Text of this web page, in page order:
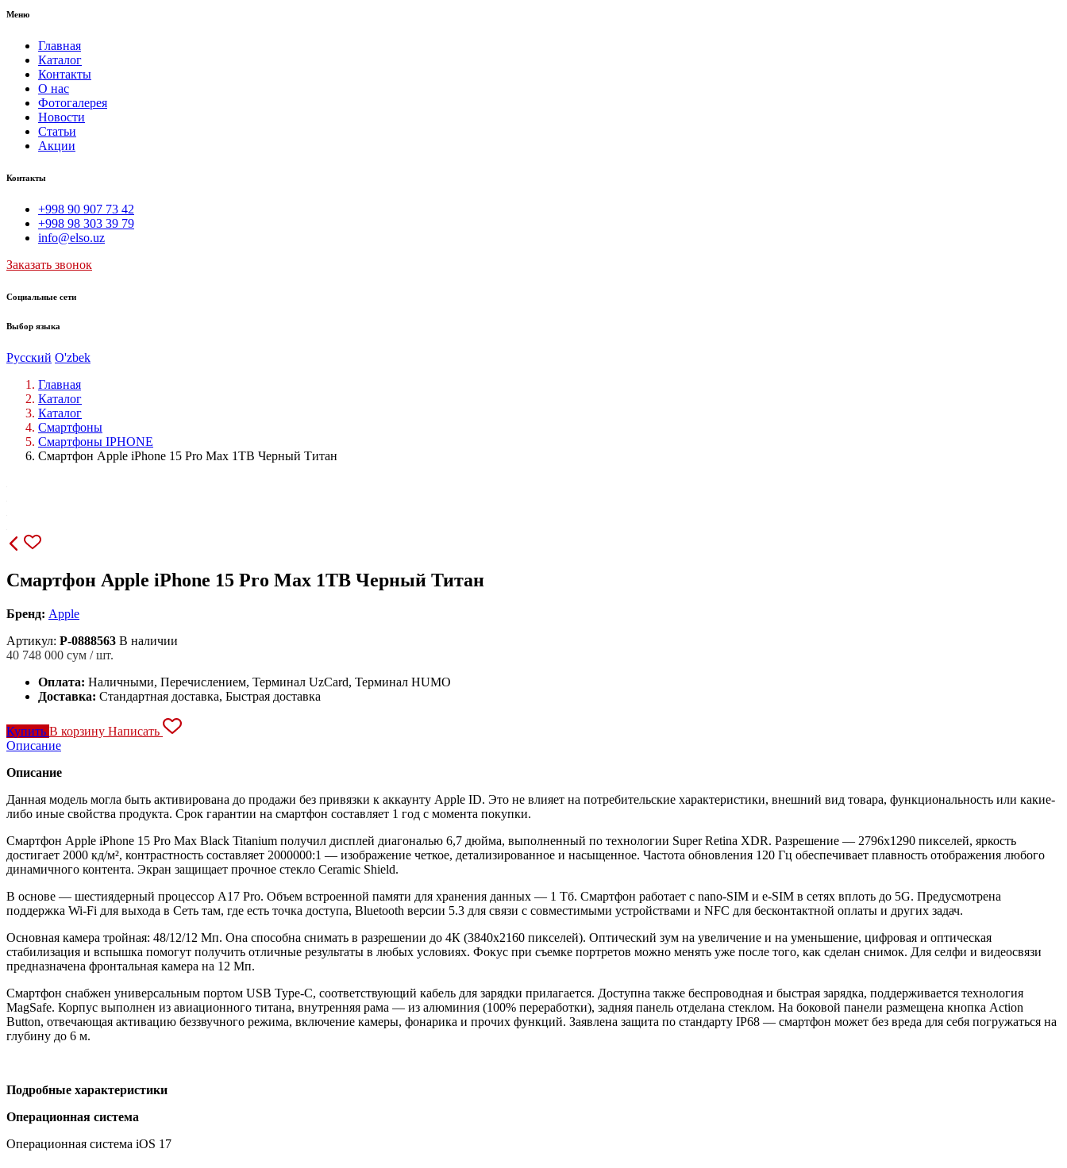
Меню
Главная
Каталог
Контакты
О нас
Фотогалерея
Новости
Статьи
Акции
Контакты
+998 90 907 73 42
+998 98 303 39 79
info@elso.uz
Заказать звонок
Социальные сети
Выбор языка
Русский O'zbek
Главная
Каталог
Каталог
Смартфоны
Смартфоны IPHONE
Смартфон Apple iPhone 15 Pro Max 1TB Черный Титан
Смартфон Apple iPhone 15 Pro Max 1TB Черный Титан
Бренд: Apple
Артикул: P-0888563 В наличии
40 748 000 сум / шт.
Оплата: Наличными, Перечислением, Терминал UzCard, Терминал HUMO
Доставка: Стандартная доставка, Быстрая доставка
Купить В корзину Написать
Описание
Описание
Данная модель могла быть активирована до продажи без привязки к аккаунту Apple ID. Это не влияет на потребительские характеристики, внешний вид товара, функциональность или какие-
либо иные свойства продукта. Срок гарантии на смартфон составляет 1 год с момента покупки.
Смартфон Apple iPhone 15 Pro Max Black Titanium получил дисплей диагональю 6,7 дюйма, выполненный по технологии Super Retina XDR. Разрешение — 2796x1290 пикселей, яркость
достигает 2000 кд/м², контрастность составляет 2000000:1 — изображение четкое, детализированное и насыщенное. Частота обновления 120 Гц обеспечивает плавность отображения любого
динамичного контента. Экран защищает прочное стекло Ceramic Shield.
В основе — шестиядерный процессор A17 Pro. Объем встроенной памяти для хранения данных — 1 Тб. Смартфон работает с nano-SIM и e-SIM в сетях вплоть до 5G. Предусмотрена
поддержка Wi-Fi для выхода в Сеть там, где есть точка доступа, Bluetooth версии 5.3 для связи с совместимыми устройствами и NFC для бесконтактной оплаты и других задач.
Основная камера тройная: 48/12/12 Мп. Она способна снимать в разрешении до 4К (3840x2160 пикселей). Оптический зум на увеличение и на уменьшение, цифровая и оптическая
стабилизация и вспышка помогут получить отличные результаты в любых условиях. Фокус при съемке портретов можно менять уже после того, как сделан снимок. Для селфи и видеосвязи
предназначена фронтальная камера на 12 Мп.
Смартфон снабжен универсальным портом USB Type-C, соответствующий кабель для зарядки прилагается. Доступна также беспроводная и быстрая зарядка, поддерживается технология
MagSafe. Корпус выполнен из авиационного титана, внутренняя рама — из алюминия (100% переработки), задняя панель отделана стеклом. На боковой панели размещена кнопка Action
Button, отвечающая активацию беззвучного режима, включение камеры, фонарика и прочих функций. Заявлена защита по стандарту IP68 — смартфон может без вреда для себя погружаться на
глубину до 6 м.
Подробные характеристики
Операционная система
Операционная система iOS 17